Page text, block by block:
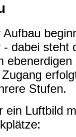
Aufbau
- dabei steht
Stufen.
ein Luftbild